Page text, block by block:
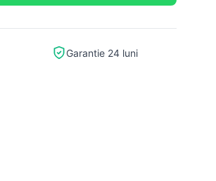
Garantie 24 luni